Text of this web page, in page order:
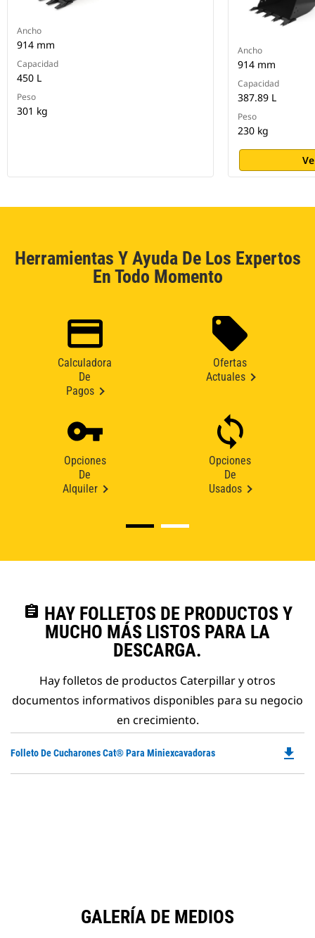
Ancho
914 mm
Capacidad
450 L
Peso
301 kg
Ancho
914 mm
Capacidad
387.89 L
Peso
230 kg
Herramientas Y Ayuda De Los Expertos
En Todo Momento
Calculadora
De
Pagos
Ofertas
Actuales
Opciones
De
Alquiler
Opciones
De
Usados
assignment HAY FOLLETOS DE PRODUCTOS Y
MUCHO MÁS LISTOS PARA LA
DESCARGA.
Hay folletos de productos Caterpillar y otros
documentos informativos disponibles para su negocio
en crecimiento.
Folleto De Cucharones Cat® Para Miniexcavadoras file_download
GALERÍA DE MEDIOS